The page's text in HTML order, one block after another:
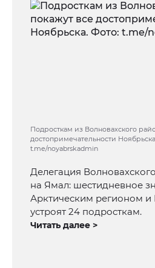
Подросткам из Волновахского
достопримечательности
t.me/noyabrskadmin
Делегация
на Ямал: шестидневное
Арктическим регионом и
устроят 24 подросткам.
Читать далее >